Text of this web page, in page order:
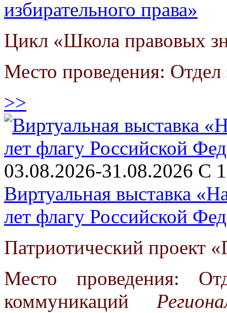
избирательного права»
Цикл «Школа правовых
Место проведения: Отдел
>>
03.08.2026-31.08.2026 С
Виртуальная выставка
лет флагу Российской
Патриотический проект
Место проведения:
коммуникаций